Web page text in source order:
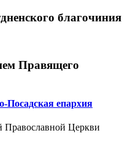
благочиния
Правящего
Посадская епархия
Православной Церкви